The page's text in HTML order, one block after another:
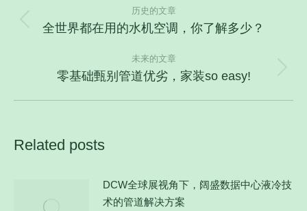
历史的文章
历
的
文
全世界都在用的水机空调，你了解多少？
未来的文章
未
零基础甄别管道优劣，家装so easy!
Related posts
DCW全球展视角下，阔盛数据中心液冷技
术的管道解决方案